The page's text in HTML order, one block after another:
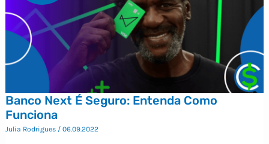
Banco Next É Seguro: Entenda Como
Funciona
Julia Rodrigues / 06.09.2022